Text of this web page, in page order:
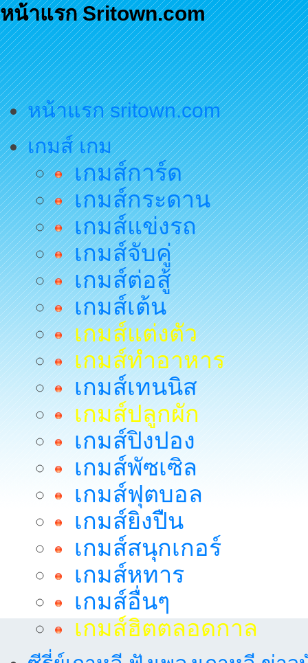
หน้าแรก Sritown.com
หน้าแรก sritown.com
เกมส์ เกม
เกมส์การ์ด
เกมส์กระดาน
เกมส์แข่งรถ
เกมส์จับคู่
เกมส์ต่อสู้
เกมส์เต้น
เกมส์แต่งตัว
เกมส์ทำอาหาร
เกมส์เทนนิส
เกมส์ปลูกผัก
เกมส์ปิงปอง
เกมส์พัซเซิล
เกมส์ฟุตบอล
เกมส์ยิงปืน
เกมส์สนุกเกอร์
เกมส์หทาร
เกมส์อื่นๆ
เกมส์ฮิตตลอดกาล